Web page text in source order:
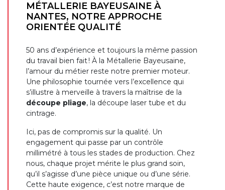
MÉTALLERIE BAYEUSAINE À
NANTES, NOTRE APPROCHE
ORIENTÉE QUALITÉ
50 ans d’expérience et toujours la même passion
du travail bien fait ! À la Métallerie Bayeusaine,
l’amour du métier reste notre premier moteur.
Une philosophie tournée vers l’excellence qui
s’illustre à merveille à travers la maîtrise de la
découpe pliage, la découpe laser tube et du
cintrage.
Ici, pas de compromis sur la qualité. Un
engagement qui passe par un contrôle
millimétré à tous les stades de production. Chez
nous, chaque projet mérite le plus grand soin,
qu’il s’agisse d’une pièce unique ou d’une série.
Cette haute exigence, c’est notre marque de